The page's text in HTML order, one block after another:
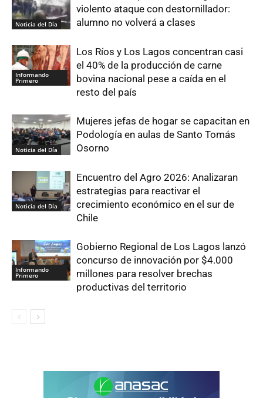
Noticia del Día
violento ataque con destornillador:
alumno no volverá a clases
Informando
Primero
Los Ríos y Los Lagos concentran casi
el 40% de la producción de carne
bovina nacional pese a caída en el
resto del país
Noticia del Día
Mujeres jefas de hogar se capacitan en
Podología en aulas de Santo Tomás
Osorno
Noticia del Día
Encuentro del Agro 2026: Analizaran
estrategias para reactivar el
crecimiento económico en el sur de
Chile
Informando
Primero
Gobierno Regional de Los Lagos lanzó
concurso de innovación por $4.000
millones para resolver brechas
productivas del territorio